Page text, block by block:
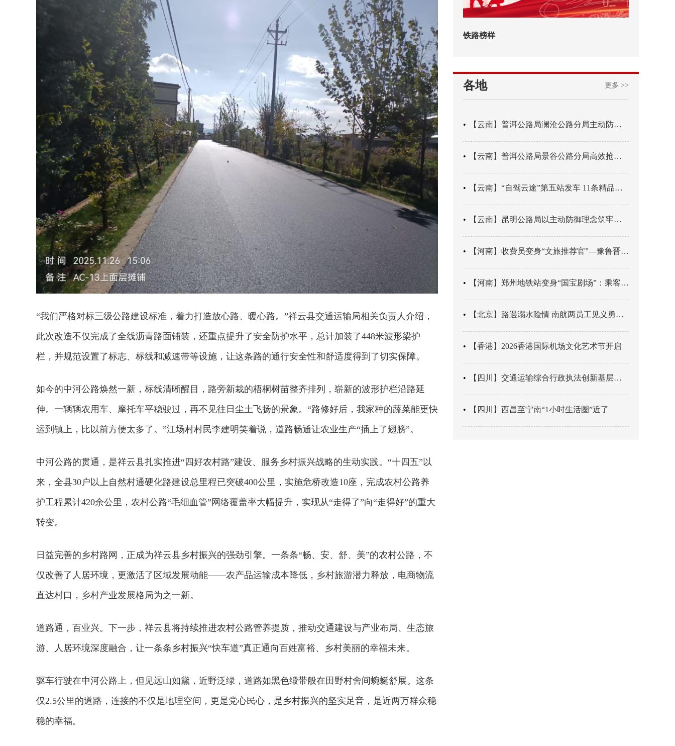
“我们严格对标三级公路建设标准，着力打造放心路、暖心路。”祥云县交通运输局相关负责人介绍，
此次改造不仅完成了全线沥青路面铺装，还重点提升了安全防护水平，总计加装了448米波形梁护
栏，并规范设置了标志、标线和减速带等设施，让这条路的通行安全性和舒适度得到了切实保障。
如今的中河公路焕然一新，标线清晰醒目，路旁新栽的梧桐树苗整齐排列，崭新的波形护栏沿路延
伸。一辆辆农用车、摩托车平稳驶过，再不见往日尘土飞扬的景象。“路修好后，我家种的蔬菜能更快
运到镇上，比以前方便太多了。”江场村村民李建明笑着说，道路畅通让农业生产“插上了翅膀”。
中河公路的贯通，是祥云县扎实推进“四好农村路”建设、服务乡村振兴战略的生动实践。“十四五”以
来，全县30户以上自然村通硬化路建设总里程已突破400公里，实施危桥改造10座，完成农村公路养
护工程累计420余公里，农村公路“毛细血管”网络覆盖率大幅提升，实现从“走得了”向“走得好”的重大
转变。
日益完善的乡村路网，正成为祥云县乡村振兴的强劲引擎。一条条“畅、安、舒、美”的农村公路，不
仅改善了人居环境，更激活了区域发展动能——农产品运输成本降低，乡村旅游潜力释放，电商物流
直达村口，乡村产业发展格局为之一新。
道路通，百业兴。下一步，祥云县将持续推进农村公路管养提质，推动交通建设与产业布局、生态旅
游、人居环境深度融合，让一条条乡村振兴“快车道”真正通向百姓富裕、乡村美丽的幸福未来。
驱车行驶在中河公路上，但见远山如黛，近野泛绿，道路如黑色缎带般在田野村舍间蜿蜒舒展。这条
仅2.5公里的道路，连接的不仅是地理空间，更是党心民心，是乡村振兴的坚实足音，是近两万群众稳
稳的幸福。
欢迎试用！中交报智能审校系统上线 铁路榜样
各地 更多 >>
【云南】普洱公路局澜沧公路分局主动防御成功处置214国道山体崩塌险情
【云南】普洱公路局景谷公路分局高效抢通紧急送医村路
【云南】“自驾云途”第五站发车 11条精品线路串起全域风光
【云南】昆明公路局以主动防御理念筑牢汛期安全防线
【河南】收费员变身“文旅推荐官”—豫鲁晋四地市交旅融合让游客一下高速就“入戏”
【河南】郑州地铁站变身“国宝剧场”：乘客刚出车厢，就“入戏”千年
【北京】路遇溺水险情 南航两员工见义勇为科学施救
【香港】2026香港国际机场文化艺术节开启
【四川】交通运输综合行政执法创新基层辖区治理“4+3” 新模式
【四川】西昌至宁南“1小时生活圈”近了